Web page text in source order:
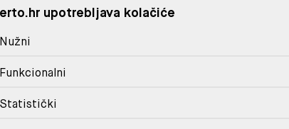
upotrebljava kolačiće
Nužni
Funkcionalni
Statistički